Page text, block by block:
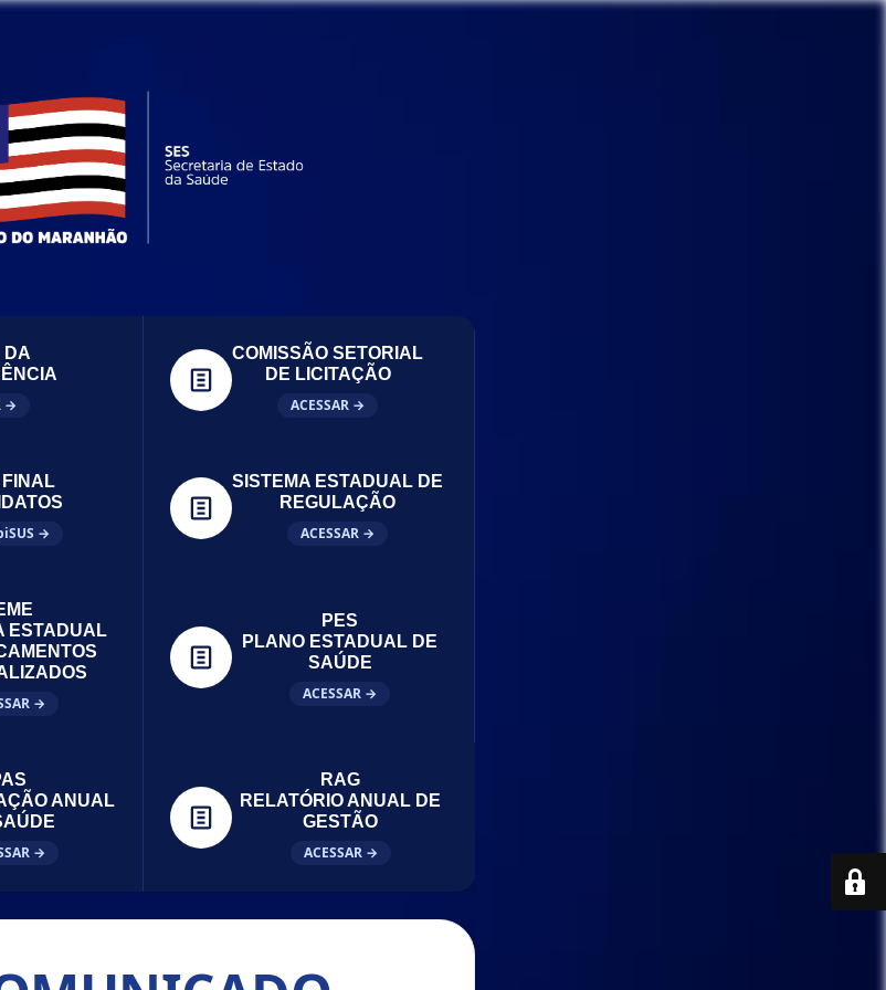
DA
→
COMISSÃO SETORIAL
DE LICITAÇÃO
ACESSAR →
→
SISTEMA ESTADUAL DE
REGULAÇÃO
ACESSAR →
ESTADUAL
→
PES
PLANO ESTADUAL DE
SAÚDE
ACESSAR →
ANUAL
→
RAG
RELATÓRIO ANUAL DE
GESTÃO
ACESSAR →